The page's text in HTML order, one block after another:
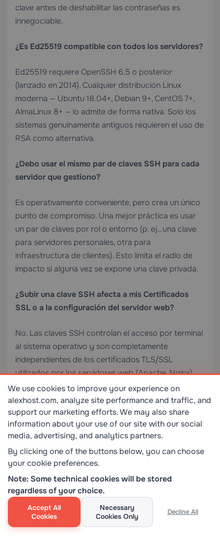
clave antes de deshabilitar las contraseñas es
innegociable.
¿Es Ed25519 compatible con todos los servidores?
Ed25519 requiere OpenSSH 6.5 o posterior
(lanzado en 2014). Cualquier distribución Linux
moderna — Ubuntu 18.04+, Debian 9+, CentOS 7+,
AlmaLinux 8+ — lo admite de forma nativa. Solo los
sistemas genuinamente antiguos requieren el uso de
RSA como alternativa.
¿Debo usar el mismo par de claves SSH para cada
servidor que gestiono?
Es operativamente conveniente, pero crea un único
punto de compromiso. Una mejor práctica es usar
un par de claves por rol o entorno (p. ej., una clave
para servidores personales, otra para
infraestructura de clientes). Esto limita el radio de
impacto si alguna vez se expone una clave privada.
¿Subir una clave SSH afecta a misCertificados
SSLo a la configuración del servidor web?
No. Las claves SSH controlan el acceso por terminal
al sistema operativo y son completamente
independientes de los certificados TLS/SSL
utilizados por los servidores web (Apache, Nginx)
para HTTPS. Usan puertos diferentes (22 frente a
443), formatos de clave diferentes y cadenas de
confianza diferentes. Cambiar uno no tiene ningún
efecto sobre el otro.
0 0
AHORRE
EN TODOS LOS SERVICIOS DE HOSTING
We use cookies to improve your experience on
alexhost.com, analyze site performance and traffic, and
support our marketing efforts. We may also share
information about your use of our site with our social
media, advertising, and analytics partners.
By clicking one of the buttons below, you can choose
your cookie preferences.
Note: Some technical cookies will be stored
regardless of your choice.
Accept All
Cookies
Necessary
Cookies Only
Decline All